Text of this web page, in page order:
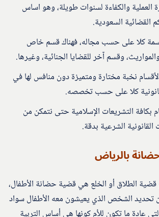
العملية والكفاءة لسنوات طويلة، وهو اساس
القضائية السعودية.
كلا على حسب مجاله، فهناك قسم خاص
وقسم آخر للقضايا الجنائية، وغيرها.
نخبة مختارة ومتميزة دون منافس لها في
كلا على حسب تخصصه.
بكافة التشريعات الإسلامية حتى نتمكن من
الشرعية بدقة.
بالرياض
قضية الطلاق أو الخلع هي قضية حضانة الأطفال،
تحديد الشخص الذي يعيشون معه الأطفال سواد